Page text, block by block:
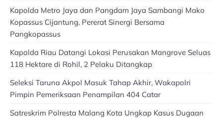
Kapolda Metro Jaya dan Pangdam Jaya Sambangi Mako
Kopassus Cijantung, Pererat Sinergi Bersama
Pangkopassus
Kapolda Riau Datangi Lokasi Perusakan Mangrove Seluas
118 Hektare di Rohil, 2 Pelaku Ditangkap
Seleksi Taruna Akpol Masuk Tahap Akhir, Wakapolri
Pimpin Pemeriksaan Penampilan 404 Catar
Satreskrim Polresta Malang Kota Ungkap Kasus Dugaan